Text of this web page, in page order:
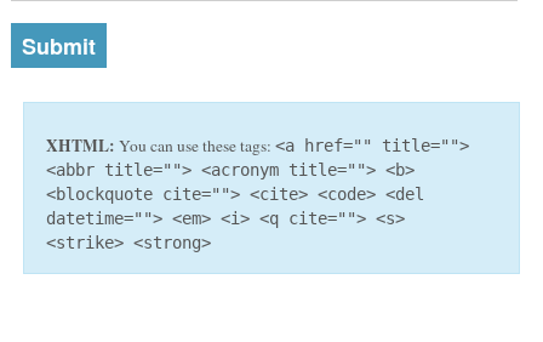
XHTML: You can use these tags: <a href="" title="">
<abbr title=""> <acronym title=""> <b>
<blockquote cite=""> <cite> <code> <del
datetime=""> <em> <i> <q cite=""> <s>
<strike> <strong>